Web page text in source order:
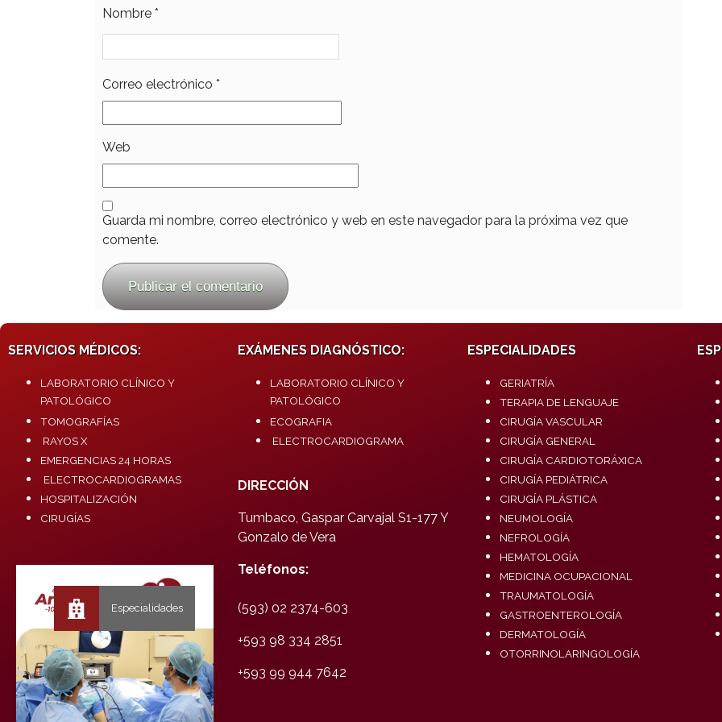
Nombre *
Correo electrónico *
Web
Guarda mi nombre, correo electrónico y web en este navegador para la próxima vez que
comente.
SERVICIOS MÉDICOS:
LABORATORIO CLÍNICO Y
PATOLÓGICO
TOMOGRAFÍAS
RAYOS X
EMERGENCIAS 24 HORAS
ELECTROCARDIOGRAMAS
HOSPITALIZACIÓN
CIRUGÍAS
EXÁMENES DIAGNÓSTICO:
LABORATORIO CLÍNICO Y
PATOLÓGICO
ECOGRAFIA
ELECTROCARDIOGRAMA
DIRECCIÓN
Tumbaco, Gaspar Carvajal S1-177 Y
Gonzalo de Vera
Teléfonos:
(593) 02 2374-603
+593 98 334 2851
+593 99 944 7642
ESPECIALIDADES
GERIATRÍA
TERAPIA DE LENGUAJE
CIRUGÍA VASCULAR
CIRUGÍA GENERAL
CIRUGÍA CARDIOTORÁXICA
CIRUGÍA PEDIÁTRICA
CIRUGÍA PLÁSTICA
NEUMOLOGÍA
NEFROLOGÍA
HEMATOLOGÍA
MEDICINA OCUPACIONAL
TRAUMATOLOGÍA
GASTROENTEROLOGÍA
DERMATOLOGÍA
OTORRINOLARINGOLOGÍA